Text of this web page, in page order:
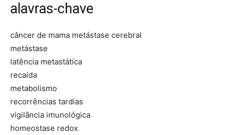
alavras-chave
câncer de mama metástase cerebral
metástase
latência metastática
recaída
metabolismo
recorrências tardias
vigilância imunológica
homeostase redox